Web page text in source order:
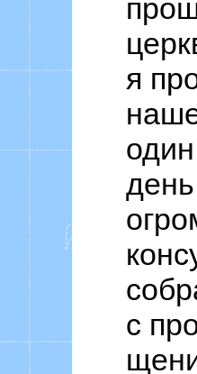
я
один
с